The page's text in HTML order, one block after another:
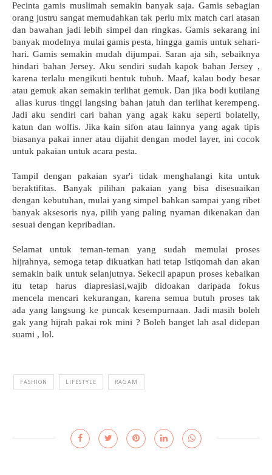
Pecinta gamis muslimah semakin banyak saja. Gamis sebagian
orang justru sangat memudahkan tak perlu mix match cari atasan
dan bawahan jadi lebih simpel dan ringkas. Gamis sekarang ini
banyak modelnya mulai gamis pesta, hingga gamis untuk sehari-
hari. Gamis semakin mudah dijumpai. Saran aja sih, sebaiknya
hindari bahan Jersey. Aku sendiri sudah kapok bahan Jersey ,
karena terlalu mengikuti bentuk tubuh. Maaf, kalau body besar
atau gemuk akan semakin terlihat gemuk. Dan jika bodi kutilang
alias kurus tinggi langsing bahan jatuh dan terlihat kerempeng.
Jadi aku sendiri cari bahan yang agak kaku seperti bolatelly,
katun dan wolfis. Jika kain sifon atau lainnya yang agak tipis
biasanya pakai inner atau dijahit dengan model layer, ini cocok
untuk pakaian untuk acara pesta.
Tampil dengan pakaian syar'i tidak menghalangi kita untuk
beraktifitas. Banyak pilihan pakaian yang bisa disesuaikan
dengan kebutuhan, mulai yang simpel bahkan sampai yang ribet
banyak aksesoris nya, pilih yang paling nyaman dikenakan dan
sesuai dengan kepribadian.
Selamat untuk teman-teman yang sudah memulai proses
hijrahnya, semoga tetap dikuatkan hati tetap Istiqomah dan akan
semakin baik untuk selanjutnya. Sekecil apapun proses kebaikan
itu tetap harus diapresiasi,wajib didoakan daripada fokus
mencela mencari kekurangan, karena semua butuh proses tak
ada yang langsung ke puncak kesempurnaan. Jadi masih boleh
gak yang hijrah pakai rok mini ? Boleh banget lah asal didepan
suami , lol.
FASHION LIFESTYLE RAGAM